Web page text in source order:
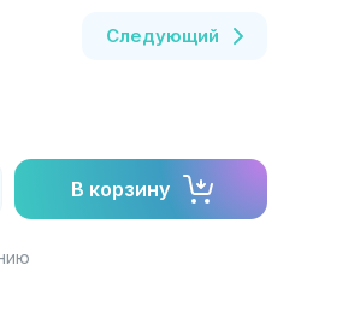
Следующий
В корзину